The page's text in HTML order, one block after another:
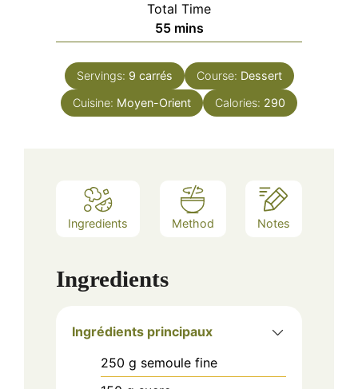
Total Time
55minutes
mins
Servings: 9 carrés Course: Dessert
Cuisine: Moyen-Orient Calories: 290
Ingredients Method Notes
Ingredients
Ingrédients principaux
250 g semoule fine